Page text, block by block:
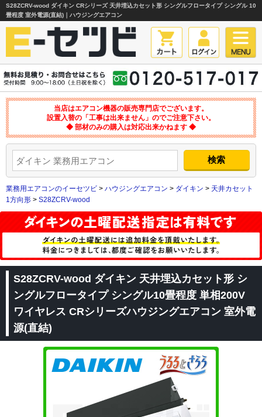
S28ZCRV-wood ダイキン CRシリーズ 天井埋込カセット形 シングルフロータイプ シングル 10
畳程度 室外電源(直結)｜ハウジングエアコン
当店はエアコン機器の販売専門店でございます。
設置入替の「工事は出来ません」のでご注意下さい。
◆ 部材のみの購入は対応出来かねます ◆
業務用エアコンのイーセツビ > ハウジングエアコン > ダイキン > 天井カセット
1方向形 > S28ZCRV-wood
S28ZCRV-wood ダイキン 天井埋込カセット形 シ
ングルフロータイプ シングル10畳程度 単相200V
ワイヤレス CRシリーズハウジングエアコン 室外電
源(直結)